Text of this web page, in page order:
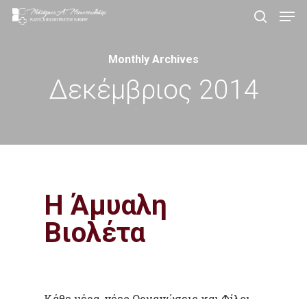
Skip
Monthly Archives
Δεκέμβριος 2014
Η Άμυαλη
Βιολέτα